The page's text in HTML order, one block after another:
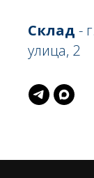
Склад -
улица, 2